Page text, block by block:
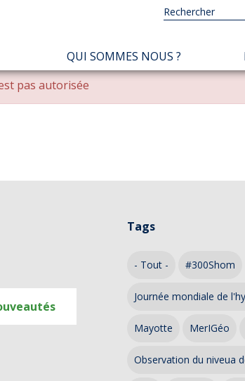
NAVIGATION
PRINCIPALE
QUI SOMMES NOUS ?
pas autorisée
Tags
- Tout - #300Shom
Journée mondiale de
Mayotte MerIGéo
Observation du niveua